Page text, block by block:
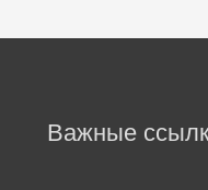
Важные